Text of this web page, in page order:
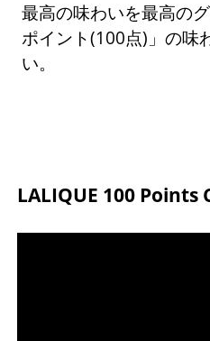
最高の味わいを最高の
ポイント(100点)」の味
い。
LALIQUE 100 Points